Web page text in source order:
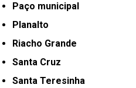
Paço municipal
Planalto
Riacho Grande
Santa Cruz
Santa Teresinha